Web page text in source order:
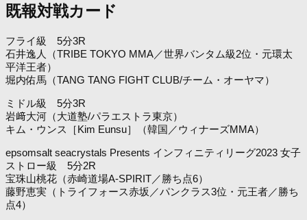
既報対戦カード
フライ級 5分3R
石井逸人（TRIBE TOKYO MMA／世界バンタム級2位・元環太
平洋王者）
堀内佑馬（TANG TANG FIGHT CLUB/チーム・オーヤマ）
ミドル級 5分3R
岩﨑大河（大道塾/パラエストラ東京）
キム・ウンス［Kim Eunsu］（韓国／ウィナーズMMA）
epsomsalt seacrystals Presents インフィニティリーグ2023 女子
ストロー級 5分2R
宝珠山桃花（赤崎道場A-SPIRIT／勝ち点6）
藤野恵実（トライフォース赤坂／パンクラス3位・元王者／勝ち
点4）